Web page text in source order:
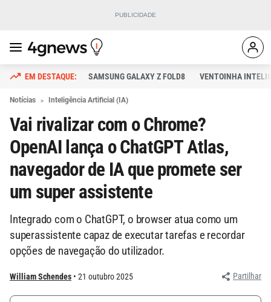
SAMSUNG GALAXY Z FOLD8 VENTOINHA
Notícias Inteligência Artificial (IA)
Vai rivalizar com o Chrome?
OpenAI lança o ChatGPT Atlas,
navegador de IA que promete ser
um super assistente
Integrado com o ChatGPT, o browser atua como um
superassistente capaz de executar tarefas e recordar
opções de navegação do utilizador.
William Schendes 21 outubro 2025 Partilhar